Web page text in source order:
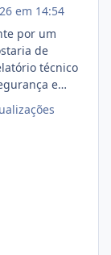
em 14:54
por um
de
técnico
e
(versão